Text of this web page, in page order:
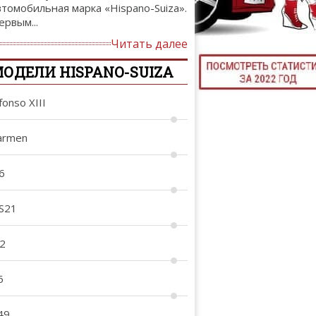
ТЮНИНГ
марка «Hispano-Suiza».
Читать далее
HISPANO-SUIZA
XIII